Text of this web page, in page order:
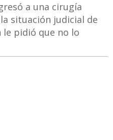
a una cirugía
situación judicial de
le pidió que no lo